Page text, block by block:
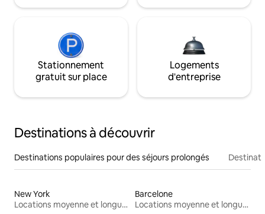
Stationnement
gratuit sur place
Logements
d'entreprise
Destinations à découvrir
Destinations populaires pour des séjours prolongés
New York
Locations moyenne et longue durée
Barcelone
Locations moyenne et longue durée